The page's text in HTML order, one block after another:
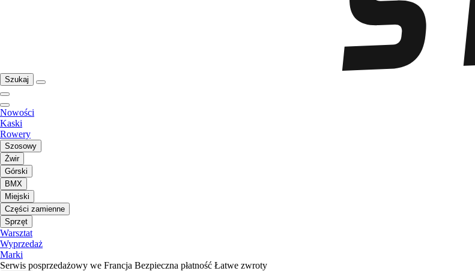
Szukaj
Nowości
Kaski
Rowery
Szosowy
Żwir
Górski
BMX
Miejski
Części zamienne
Sprzęt
Warsztat
Wyprzedaż
Marki
Serwis posprzedażowy we Francja Bezpieczna płatność Łatwe zwroty